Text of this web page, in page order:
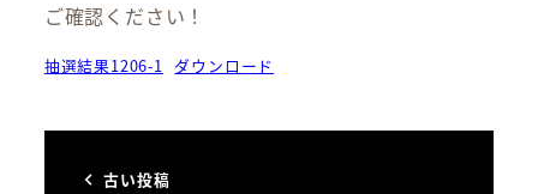
ご確認ください！
抽選結果1206-1 ダウンロード
古い投稿